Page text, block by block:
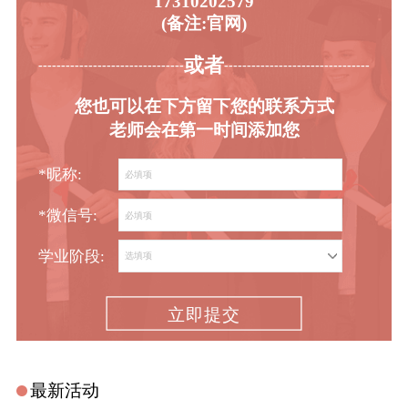
(备注:官网)
或者
您也可以在下方留下您的联系方式
老师会在第一时间添加您
*昵称:
*微信号:
学业阶段:
立即提交
最新活动